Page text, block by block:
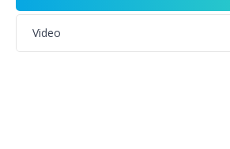
Video